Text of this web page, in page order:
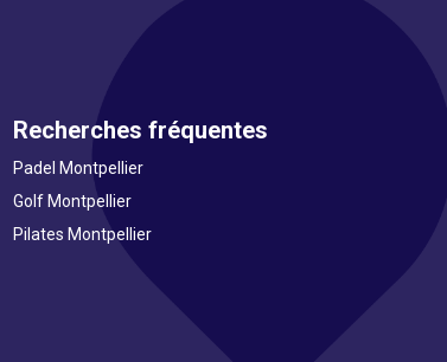
Recherches fréquentes
Padel Montpellier
Golf Montpellier
Pilates Montpellier